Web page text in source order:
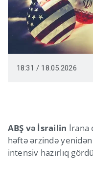
18:31 / 18.05.2026
ABŞ və İsrailin İrana
həftə ərzində yenidən
intensiv hazırlıq